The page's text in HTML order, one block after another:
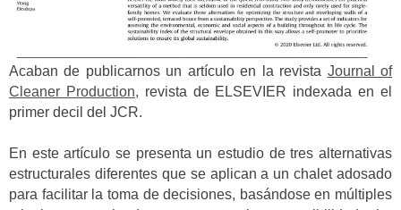
Acaban de publicarnos un artículo en la revista Journal of
Cleaner Production, revista de ELSEVIER indexada en el
primer decil del JCR.
En este artículo se presenta un estudio de tres alternativas
estructurales diferentes que se aplican a un chalet adosado
para facilitar la toma de decisiones, basándose en múltiples